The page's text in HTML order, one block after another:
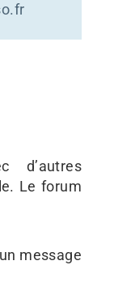
d’autres
Le forum
message